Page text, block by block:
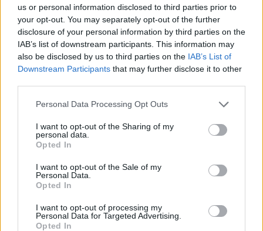
us or personal information disclosed to third parties prior to
your opt-out. You may separately opt-out of the further
disclosure of your personal information by third parties on the
IAB’s list of downstream participants. This information may
also be disclosed by us to third parties on the IAB’s List of
Downstream Participants that may further disclose it to other
Personal Data Processing Opt Outs
I want to opt-out of the Sharing of my
personal data.
Opted In
I want to opt-out of the Sale of my
Personal Data.
Opted In
I want to opt-out of processing my
Personal Data for Targeted Advertising.
Opted In
E
R A
S
A
R E
S
F
R E S
A
E
S
E
E
S
A
R
A
A
S
A F
E A